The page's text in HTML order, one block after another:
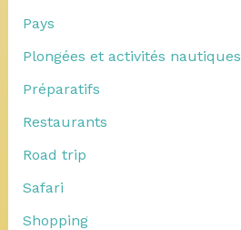
Pays
Plongées et activités nautiques
Préparatifs
Restaurants
Road trip
Safari
Shopping